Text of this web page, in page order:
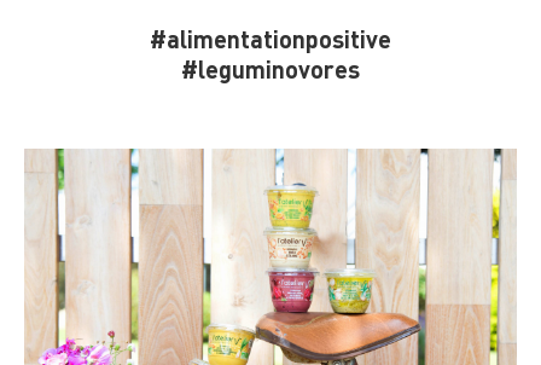
#alimentationpositive
#leguminovores